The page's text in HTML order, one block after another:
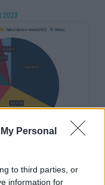
Personal
to third parties, or
information for
automóveis
um aumento